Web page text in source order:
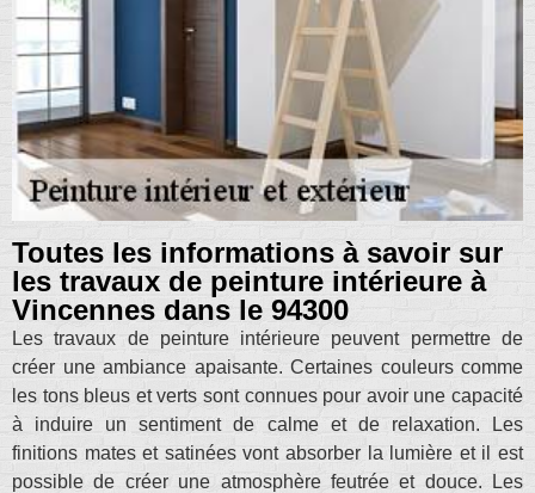
Toutes les informations à savoir sur
les travaux de peinture intérieure à
Vincennes dans le 94300
Les travaux de peinture intérieure peuvent permettre de
créer une ambiance apaisante. Certaines couleurs comme
les tons bleus et verts sont connues pour avoir une capacité
à induire un sentiment de calme et de relaxation. Les
finitions mates et satinées vont absorber la lumière et il est
possible de créer une atmosphère feutrée et douce. Les